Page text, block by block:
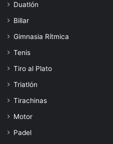
Duatlón
Billar
Gimnasia Rítmica
Tenis
Tiro al Plato
Triatlón
Tirachinas
Motor
Padel